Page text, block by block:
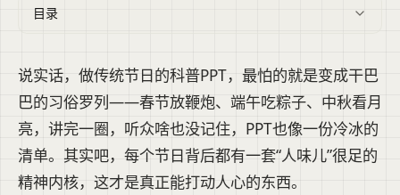
目录
说实话，做传统节日的科普PPT，最怕的就是变成干巴
巴的习俗罗列——春节放鞭炮、端午吃粽子、中秋看月
亮，讲完一圈，听众啥也没记住，PPT也像一份冷冰的
清单。其实吧，每个节日背后都有一套“人味儿”很足的
精神内核，这才是真正能打动人心的东西。